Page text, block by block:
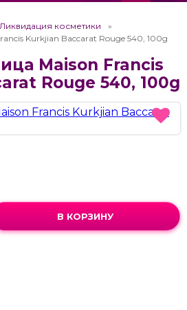
Ликвидация косметики
Kurkjian Baccarat Rouge 540, 100g
Maison Francis
Rouge 540, 100g
В КОРЗИНУ